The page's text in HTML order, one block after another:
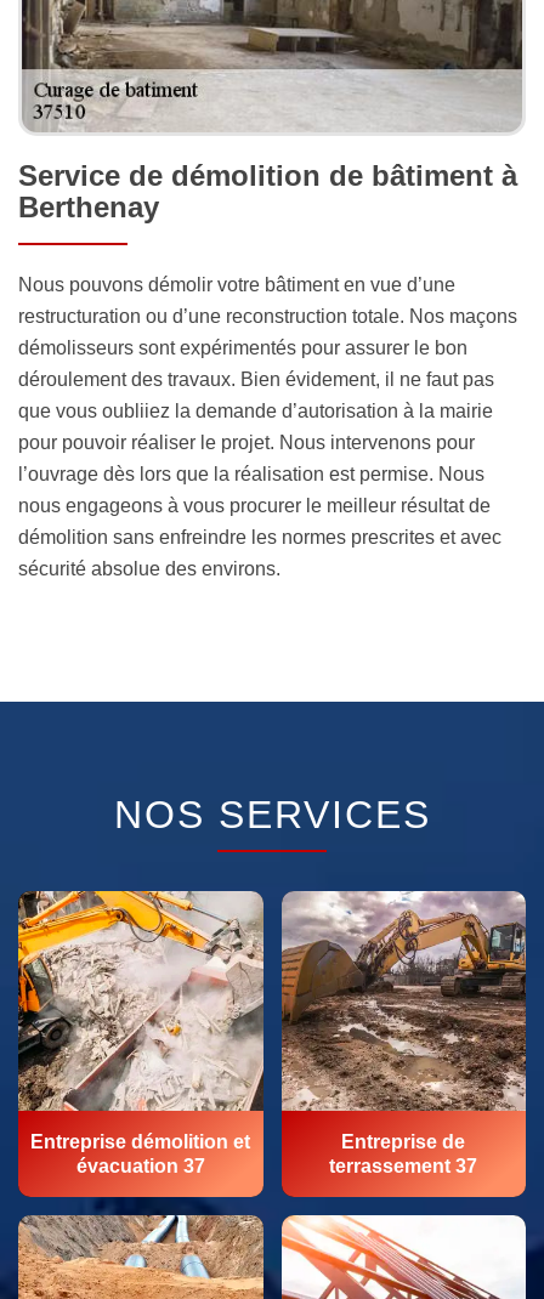
Service de démolition de bâtiment à
Berthenay
Nous pouvons démolir votre bâtiment en vue d’une
restructuration ou d’une reconstruction totale. Nos maçons
démolisseurs sont expérimentés pour assurer le bon
déroulement des travaux. Bien évidement, il ne faut pas
que vous oubliiez la demande d’autorisation à la mairie
pour pouvoir réaliser le projet. Nous intervenons pour
l’ouvrage dès lors que la réalisation est permise. Nous
nous engageons à vous procurer le meilleur résultat de
démolition sans enfreindre les normes prescrites et avec
sécurité absolue des environs.
NOS SERVICES
Entreprise démolition et
évacuation 37
Entreprise de
terrassement 37